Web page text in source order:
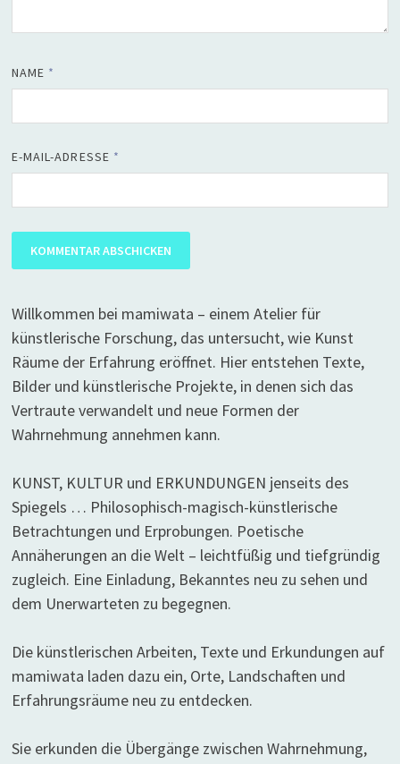
NAME *
E-MAIL-ADRESSE *
Willkommen bei mamiwata – einem Atelier für
künstlerische Forschung, das untersucht, wie Kunst
Räume der Erfahrung eröffnet. Hier entstehen Texte,
Bilder und künstlerische Projekte, in denen sich das
Vertraute verwandelt und neue Formen der
Wahrnehmung annehmen kann.
KUNST, KULTUR und ERKUNDUNGEN jenseits des
Spiegels … Philosophisch-magisch-künstlerische
Betrachtungen und Erprobungen. Poetische
Annäherungen an die Welt – leichtfüßig und tiefgründig
zugleich. Eine Einladung, Bekanntes neu zu sehen und
dem Unerwarteten zu begegnen.
Die künstlerischen Arbeiten, Texte und Erkundungen auf
mamiwata laden dazu ein, Orte, Landschaften und
Erfahrungsräume neu zu entdecken.
Sie erkunden die Übergänge zwischen Wahrnehmung,